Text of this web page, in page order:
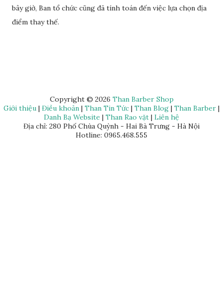
bây giờ, Ban tổ chức cũng đã tính toán đến việc lựa chọn địa
điểm thay thế.
Copyright © 2026 Than Barber Shop
Giới thiệu | Điều khoản | Than Tin Tức | Than Blog | Than Barber |
Danh Bạ Website | Than Rao vặt | Liên hệ
Địa chỉ: 280 Phố Chùa Quỳnh - Hai Bà Trưng - Hà Nội
Hotline: 0965.468.555